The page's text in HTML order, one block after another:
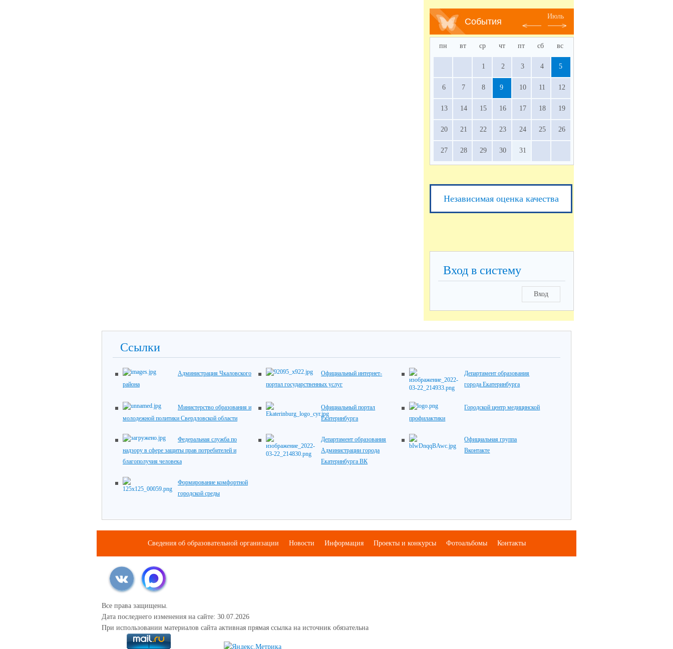
События
Июль
пн вт ср чт пт сб вс
1 2 3 4 5
6 7 8 9 10 11 12
13 14 15 16 17 18 19
20 21 22 23 24 25 26
27 28 29 30 31
Независимая оценка качества
Вход в систему
Вход
Ссылки
Администрация Чкаловского
района
Официальный интернет-
портал государственных услуг
Департамент образования
города Екатеринбурга
Министерство образования и
молодежной политики Свердловской области
Официальный портал
Екатеринбурга
Городской центр медицинской
профилактики
Федеральная служба по
надзору в сфере защиты прав потребителей и
благополучия человека
Департамент образования
Администрации города
Екатеринбурга ВК
Официальная группа
Вконтакте
Формирование комфортной
городской среды
Сведения об образовательной организации Новости Информация Проекты и конкурсы Фотоальбомы Контакты
Все права защищены.
Дата последнего изменения на сайте: 30.07.2026
При использовании материалов сайта активная прямая ссылка на источник обязательна